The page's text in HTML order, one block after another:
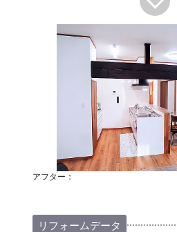
アフター：
リフォームデータ